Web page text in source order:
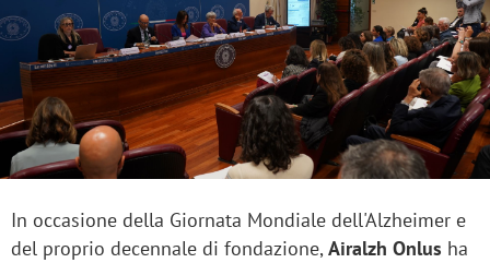
In occasione della Giornata Mondiale dell'Alzheimer e
del proprio decennale di fondazione,Airalzh Onlus ha